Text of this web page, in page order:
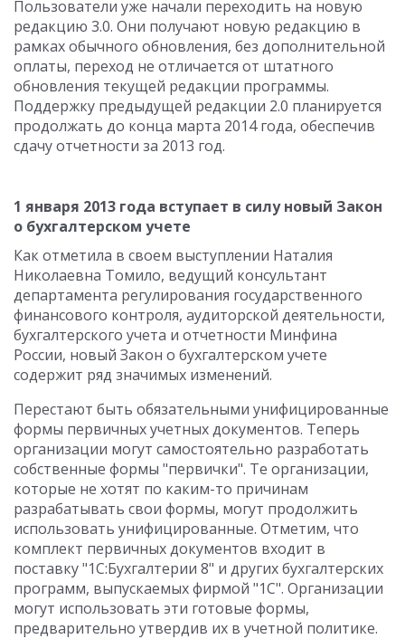
Пользователи уже начали переходить на новую
редакцию 3.0. Они получают новую редакцию в
рамках обычного обновления, без дополнительной
оплаты, переход не отличается от штатного
обновления текущей редакции программы.
Поддержку предыдущей редакции 2.0 планируется
продолжать до конца марта 2014 года, обеспечив
сдачу отчетности за 2013 год.
1 января 2013 года вступает в силу новый Закон
о бухгалтерском учете
Как отметила в своем выступлении Наталия
Николаевна Томило, ведущий консультант
департамента регулирования государственного
финансового контроля, аудиторской деятельности,
бухгалтерского учета и отчетности Минфина
России, новый Закон о бухгалтерском учете
содержит ряд значимых изменений.
Перестают быть обязательными унифицированные
формы первичных учетных документов. Теперь
организации могут самостоятельно разработать
собственные формы "первички". Те организации,
которые не хотят по каким-то причинам
разрабатывать свои формы, могут продолжить
использовать унифицированные. Отметим, что
комплект первичных документов входит в
поставку "1С:Бухгалтерии 8" и других бухгалтерских
программ, выпускаемых фирмой "1С". Организации
могут использовать эти готовые формы,
предварительно утвердив их в учетной политике.